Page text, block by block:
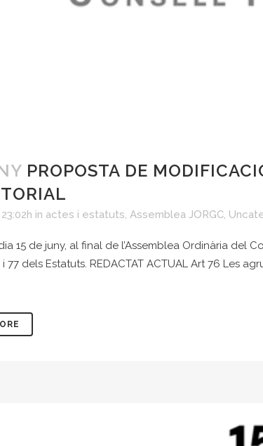
PROPOSTA DE
in actes i estatuts, Assemblea JORGC,
15 de juny, al final de l’Assemblea Ordinària del
77 dels Estatuts. REDACTAT ACTUAL Art 76 Les